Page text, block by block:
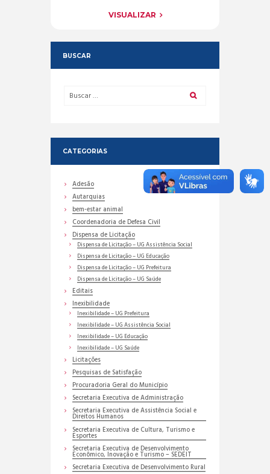
VISUALIZAR
BUSCAR
CATEGORIAS
Adesão
Autarquias
bem-estar animal
Coordenadoria de Defesa Civil
Dispensa de Licitação
Dispensa de Licitação – UG Assistência Social
Dispensa de Licitação – UG Educação
Dispensa de Licitação – UG Prefeitura
Dispensa de Licitação – UG Saúde
Editais
Inexibilidade
Inexibilidade – UG Prefeitura
Inexibilidade – UG Assistência Social
Inexibilidade – UG Educação
Inexibilidade – UG Saúde
Licitações
Pesquisas de Satisfação
Procuradoria Geral do Município
Secretaria Executiva de Administração
Secretaria Executiva de Assistência Social e
Direitos Humanos
Secretaria Executiva de Cultura, Turismo e
Esportes
Secretaria Executiva de Desenvolvimento
Econômico, Inovação e Turismo – SEDEIT
Secretaria Executiva de Desenvolvimento Rural